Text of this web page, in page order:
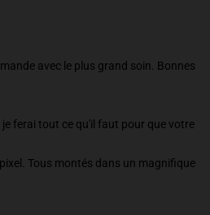
avec le plus grand soin. Bonnes
ferai tout ce qu'il faut pour que votre
Tous montés dans un magnifique